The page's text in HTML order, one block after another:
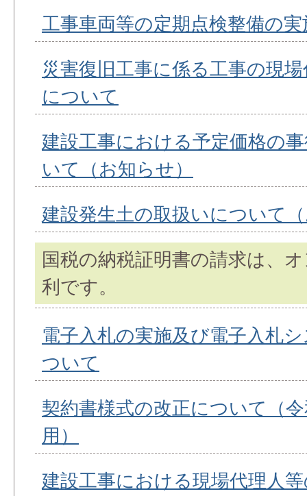
工事車両等の定期点検整備の
災害復旧工事に係る工事の現
について
建設工事における予定価格の
いて（お知らせ）
建設発生土の取扱いについて
国税の納税証明書の請求は、
利です。
電子入札の実施及び電子入札
ついて
契約書様式の改正について（
用）
建設工事における現場代理人